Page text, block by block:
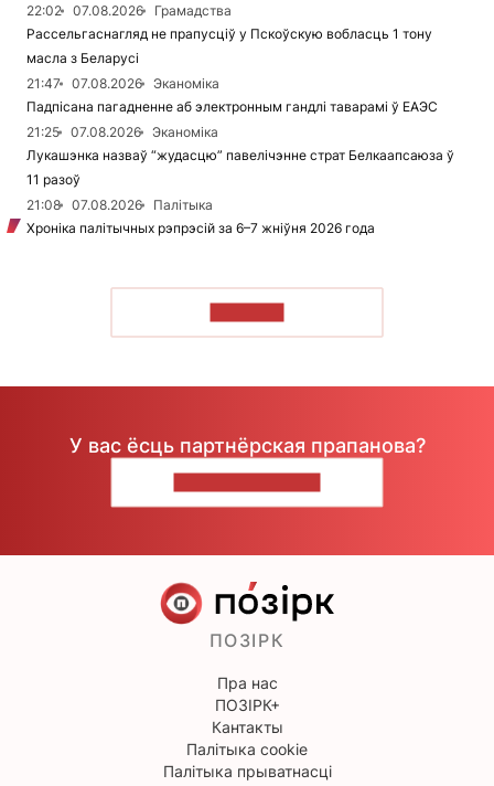
22:02
07.08.2026
Грамадства
Рассельгаснагляд не прапусціў у Пскоўскую вобласць 1 тону
масла з Беларусі
21:47
07.08.2026
Эканоміка
Падпісана пагадненне аб электронным гандлі таварамі ў ЕАЭС
21:25
07.08.2026
Эканоміка
Лукашэнка назваў “жудасцю” павелічэнне страт Белкаапсаюза ў
11 разоў
21:08
07.08.2026
Палітыка
Хроніка палітычных рэпрэсій за 6–7 жніўня 2026 года
У вас ёсць партнёрская прапанова?
ПОЗІРК
Пра нас
ПОЗІРК+
Кантакты
Палітыка cookie
Палітыка прыватнасці